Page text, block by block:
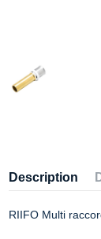
Description
RIIFO Multi